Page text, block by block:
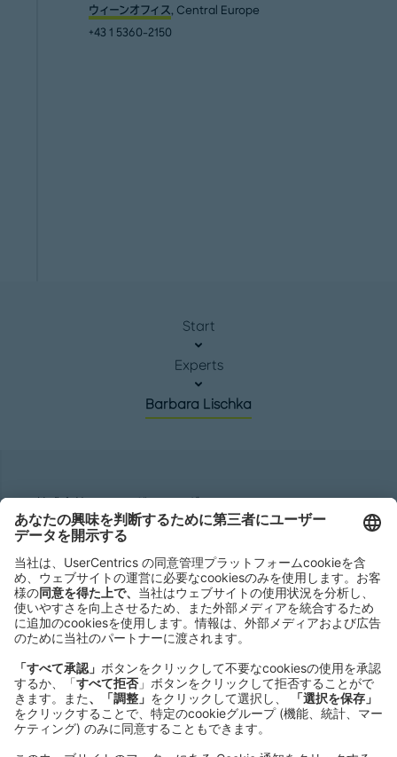
ウィーンオフィス, Central Europe
+43 1 5360-2150
Start
Experts
Barbara Lischka
株式会社ローランド ･ ベルガー
Roland Berger GmbH
80538 Munich
Germany
Phone:
+49 89 9230-0
Fax:
+49 89 9230-8202
Mail:
Send us a message
NEWSROOM